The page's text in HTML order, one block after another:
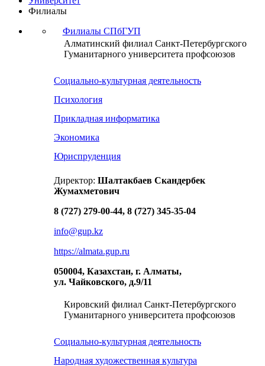
Филиалы
Филиалы СПбГУП
Алматинский филиал Санкт-Петербургского
Гуманитарного университета профсоюзов
Социально-культурная деятельность
Психология
Прикладная информатика
Экономика
Юриспруденция
Директор: Шалтакбаев Скандербек
Жумахметович
8 (727) 279-00-44, 8 (727) 345-35-04
info@gup.kz
https://almata.gup.ru
050004, Казахстан, г. Алматы,
ул. Чайковского, д.9/11
Кировский филиал Санкт-Петербургского
Гуманитарного университета профсоюзов
Социально-культурная деятельность
Народная художественная культура